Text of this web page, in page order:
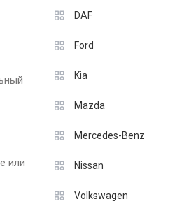
или
DAF
Ford
Kia
Mazda
Mercedes-Benz
Nissan
Volkswagen